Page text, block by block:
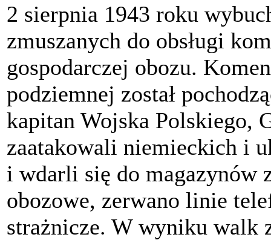
2 sierpnia 1943 roku
zmuszanych do obsługi
gospodarczej obozu.
podziemnej został
kapitan Wojska Polskiego,
zaatakowali niemieckich i
i wdarli się do magazynów
obozowe, zerwano linie
strażnicze. W wyniku walk